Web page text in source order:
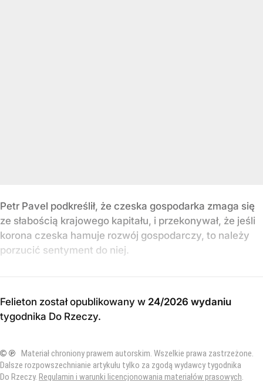
Petr Pavel podkreślił, że czeska gospodarka zmaga się
ze słabością krajowego kapitału, i przekonywał, że jeśli
korona czeska hamuje rozwój gospodarczy, to należy
porzucić sentyment do niej.
Felieton został opublikowany w 24/2026 wydaniu
tygodnika Do Rzeczy.
© ℗ Materiał chroniony prawem autorskim. Wszelkie prawa zastrzeżone.
Dalsze rozpowszechnianie artykułu tylko za zgodą wydawcy tygodnika
Do Rzeczy. Regulamin i warunki licencjonowania materiałów prasowych.